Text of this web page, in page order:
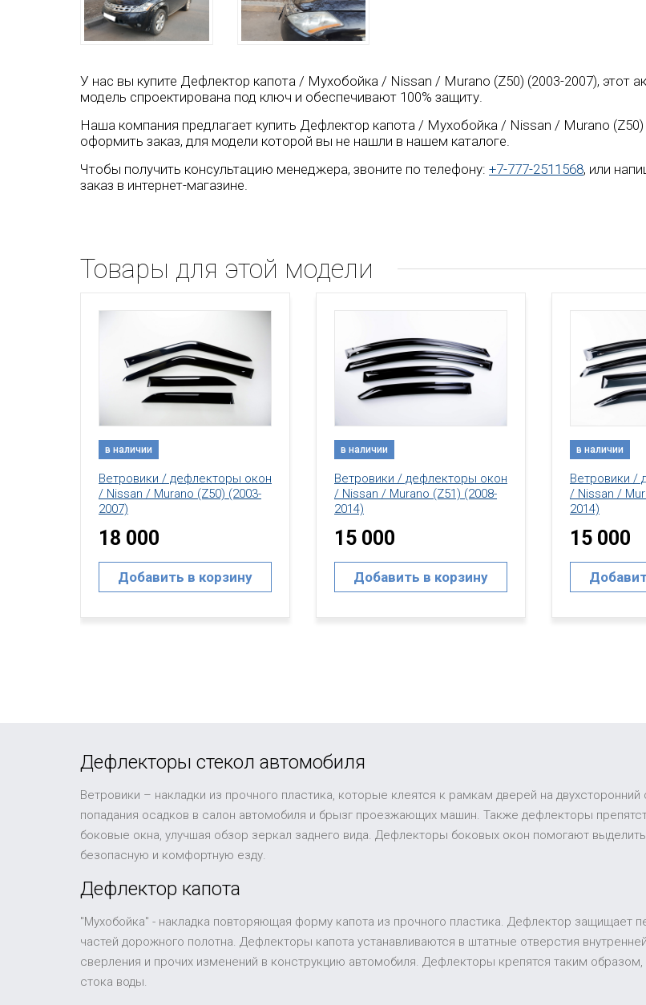
У нас вы купите Дефлектор капота / Мухобойка / Nissan / Murano (Z50) (2003-2007), этот
модель спроектирована под ключ и обеспечивают 100% защиту.
Наша компания предлагает купить Дефлектор капота / Мухобойка / Nissan / Murano
оформить заказ, для модели которой вы не нашли в нашем каталоге.
Чтобы получить консультацию менеджера, звоните по телефону: +7-777-2511568, или
заказ в интернет-магазине.
Товары для этой модели
в наличии
Ветровики / дефлекторы окон
/ Nissan / Murano (Z51) (2008-
2014)
15 000
Добавить в корзину
в наличии
Ветровики / дефлекторы окон
/ Nissan / Murano (Z51) (2008-
2014)
15 000
Добавить в корзину
в наличии
Ветровики /
/ Nissan /
2020)
15 000
Дефлекторы стекол автомобиля
Ветровики – накладки из прочного пластика, которые клеятся к рамкам дверей на
попадания осадков в салон автомобиля и брызг проезжающих машин. Также дефлекторы
боковые окна, улучшая обзор зеркал заднего вида. Дефлекторы боковых окон помогают
безопасную и комфортную езду.
Дефлектор капота
"Мухобойка" - накладка повторяющая форму капота из прочного пластика. Дефлектор защищает
частей дорожного полотна. Дефлекторы капота устанавливаются в штатные отверстия
сверления и прочих изменений в конструкцию автомобиля. Дефлекторы крепятся таким
стока воды.